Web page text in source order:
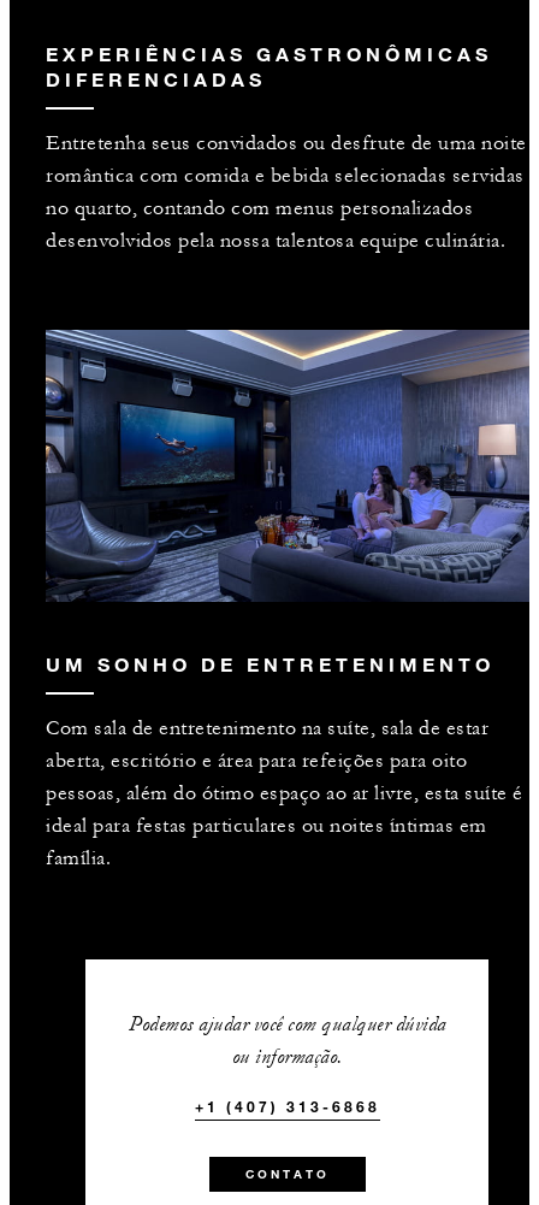
EXPERIÊNCIAS GASTRONÔMICAS
DIFERENCIADAS
Entretenha seus convidados ou desfrute de uma noite
romântica com comida e bebida selecionadas servidas
no quarto, contando com menus personalizados
desenvolvidos pela nossa talentosa equipe culinária.
UM SONHO DE ENTRETENIMENTO
Com sala de entretenimento na suíte, sala de estar
aberta, escritório e área para refeições para oito
pessoas, além do ótimo espaço ao ar livre, esta suíte é
ideal para festas particulares ou noites íntimas em
família.
Podemos ajudar você com qualquer dúvida
ou informação.
+1 (407) 313-6868
CONTATO